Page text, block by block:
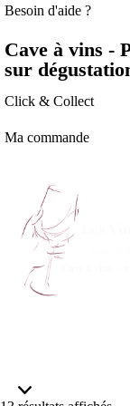
Besoin d'aide ?
Cave à vins -
sur
Click & Collect
Ma commande